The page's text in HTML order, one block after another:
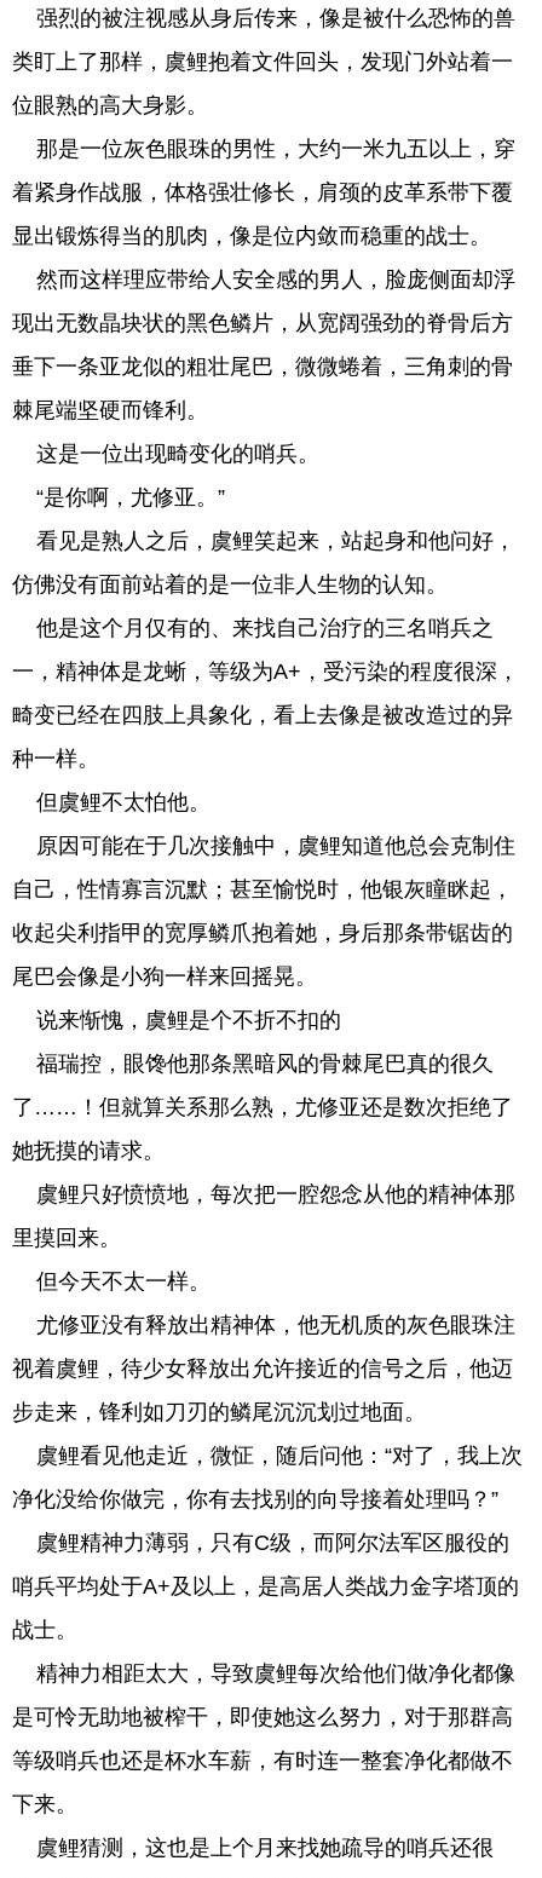
强烈的被注视感从身后传来，像是被什么恐怖的兽
类盯上了那样，虞鲤抱着文件回头，发现门外站着一
位眼熟的高大身影。
那是一位灰色眼珠的男性，大约一米九五以上，穿
着紧身作战服，体格强壮修长，肩颈的皮革系带下覆
显出锻炼得当的肌肉，像是位内敛而稳重的战士。
然而这样理应带给人安全感的男人，脸庞侧面却浮
现出无数晶块状的黑色鳞片，从宽阔强劲的脊骨后方
垂下一条亚龙似的粗壮尾巴，微微蜷着，三角刺的骨
棘尾端坚硬而锋利。
这是一位出现畸变化的哨兵。
“是你啊，尤修亚。”
看见是熟人之后，虞鲤笑起来，站起身和他问好，
仿佛没有面前站着的是一位非人生物的认知。
他是这个月仅有的、来找自己治疗的三名哨兵之
一，精神体是龙蜥，等级为A+，受污染的程度很深，
畸变已经在四肢上具象化，看上去像是被改造过的异
种一样。
但虞鲤不太怕他。
原因可能在于几次接触中，虞鲤知道他总会克制住
自己，性情寡言沉默；甚至愉悦时，他银灰瞳眯起，
收起尖利指甲的宽厚鳞爪抱着她，身后那条带锯齿的
尾巴会像是小狗一样来回摇晃。
说来惭愧，虞鲤是个不折不扣的
福瑞控，眼馋他那条黑暗风的骨棘尾巴真的很久
了……！但就算关系那么熟，尤修亚还是数次拒绝了
她抚摸的请求。
虞鲤只好愤愤地，每次把一腔怨念从他的精神体那
里摸回来。
但今天不太一样。
尤修亚没有释放出精神体，他无机质的灰色眼珠注
视着虞鲤，待少女释放出允许接近的信号之后，他迈
步走来，锋利如刀刃的鳞尾沉沉划过地面。
虞鲤看见他走近，微怔，随后问他：“对了，我上次
净化没给你做完，你有去找别的向导接着处理吗？”
虞鲤精神力薄弱，只有C级，而阿尔法军区服役的
哨兵平均处于A+及以上，是高居人类战力金字塔顶的
战士。
精神力相距太大，导致虞鲤每次给他们做净化都像
是可怜无助地被榨干，即使她这么努力，对于那群高
等级哨兵也还是杯水车薪，有时连一整套净化都做不
下来。
虞鲤猜测，这也是上个月来找她疏导的哨兵还很